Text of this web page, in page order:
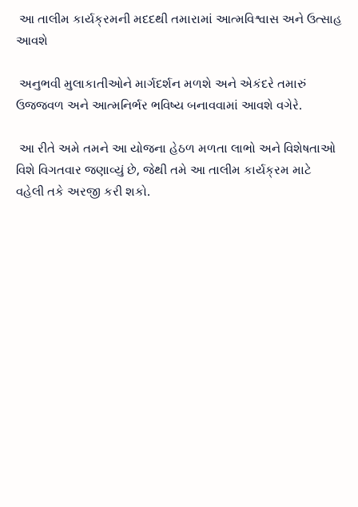
આ તાલીમ કાર્યક્રમની મદદથી તમારામાં આત્મવિશ્વાસ અને ઉત્સાહ
આવશે
અનુભવી મુલાકાતીઓને માર્ગદર્શન મળશે અને એકંદરે તમારું
ઉજ્જવળ અને આત્મનિર્ભર ભવિષ્ય બનાવવામાં આવશે વગેરે.
આ રીતે અમે તમને આ યોજના હેઠળ મળતા લાભો અને વિશેષતાઓ
વિશે વિગતવાર જણાવ્યું છે, જેથી તમે આ તાલીમ કાર્યક્રમ માટે
વહેલી તકે અરજી કરી શકો.